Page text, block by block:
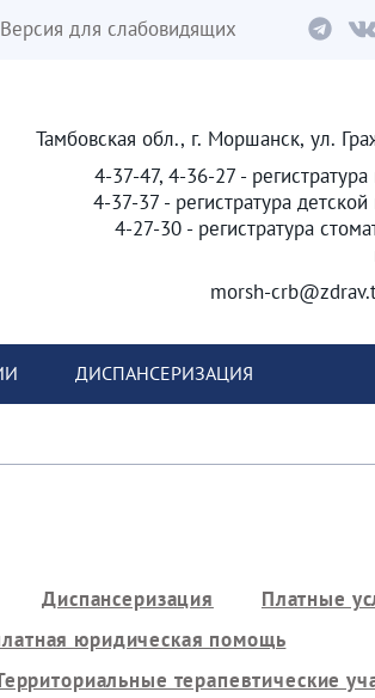
Версия для слабовидящих
Тамбовская обл., г. Моршанск, ул.
4-37-47, 4-36-27 -
4-37-37 - регистратура
4-27-30 - регистратура
morsh-
ДИСПАНСЕРИЗАЦИЯ
Диспансеризация
Платные
юридическая помощь
терапевтические